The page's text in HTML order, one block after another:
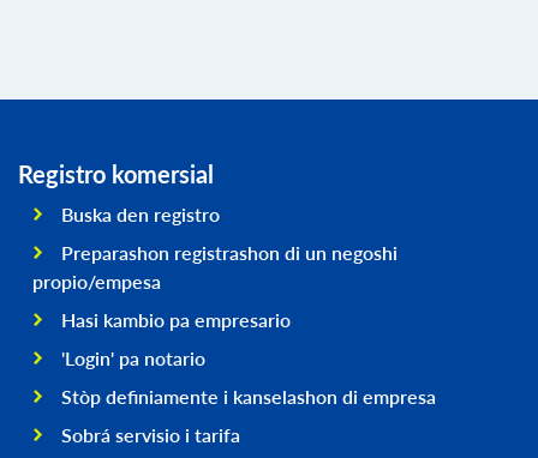
Registro komersial
Buska den registro
Preparashon registrashon di un negoshi
propio/empesa
Hasi kambio pa empresario
'Login' pa notario
Stòp definiamente i kanselashon di empresa
Sobrá servisio i tarifa